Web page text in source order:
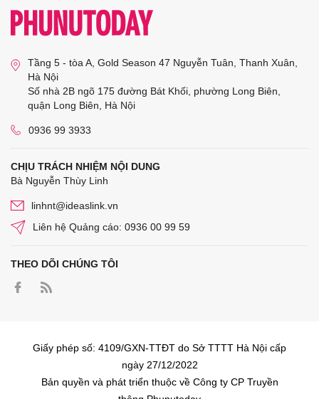
Tầng 5 - tòa A, Gold Season 47 Nguyễn Tuân, Thanh Xuân,
Hà Nội
Số nhà 2B ngõ 175 đường Bát Khối, phường Long Biên,
quận Long Biên, Hà Nội
0936 99 3933
CHỊU TRÁCH NHIỆM NỘI DUNG
Bà Nguyễn Thùy Linh
linhnt@ideaslink.vn
Liên hệ Quảng cáo: 0936 00 99 59
THEO DÕI CHÚNG TÔI
Giấy phép số: 4109/GXN-TTĐT do Sở TTTT Hà Nội cấp
ngày 27/12/2022
Bản quyền và phát triển thuộc về Công ty CP Truyền